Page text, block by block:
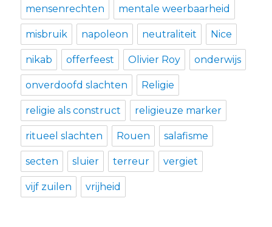
mensenrechten mentale weerbaarheid
misbruik napoleon neutraliteit Nice
nikab offerfeest Olivier Roy onderwijs
onverdoofd slachten Religie
religie als construct religieuze marker
ritueel slachten Rouen salafisme
secten sluier terreur vergiet
vijf zuilen vrijheid